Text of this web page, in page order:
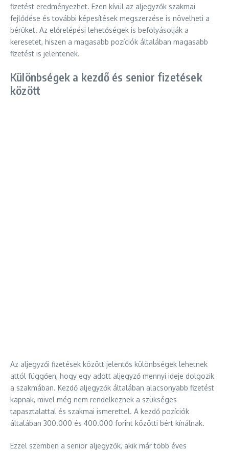
fizetést eredményezhet. Ezen kívül az aljegyzők szakmai
fejlődése és további képesítések megszerzése is növelheti a
bérüket. Az előrelépési lehetőségek is befolyásolják a
keresetet, hiszen a magasabb pozíciók általában magasabb
fizetést is jelentenek.
Különbségek a kezdő és senior fizetések
között
Az aljegyzői fizetések között jelentős különbségek lehetnek
attól függően, hogy egy adott aljegyző mennyi ideje dolgozik
a szakmában. Kezdő aljegyzők általában alacsonyabb fizetést
kapnak, mivel még nem rendelkeznek a szükséges
tapasztalattal és szakmai ismerettel. A kezdő pozíciók
általában 300.000 és 400.000 forint közötti bért kínálnak.
Ezzel szemben a senior aljegyzők, akik már több éves